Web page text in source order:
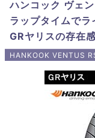
ハンコック ヴェ
ラップタイムで
GRヤリスの存在
HANKOOK VENTUS